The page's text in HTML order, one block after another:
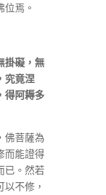
焉。
掛礙，無
究竟涅
得阿耨多
佛菩薩為
而能證得
已。然若
不修，